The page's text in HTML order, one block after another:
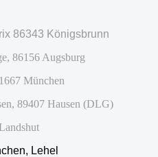
86343 Königsbrunn
86156 Augsburg
München
89407 Hausen (DLG)
Lehel